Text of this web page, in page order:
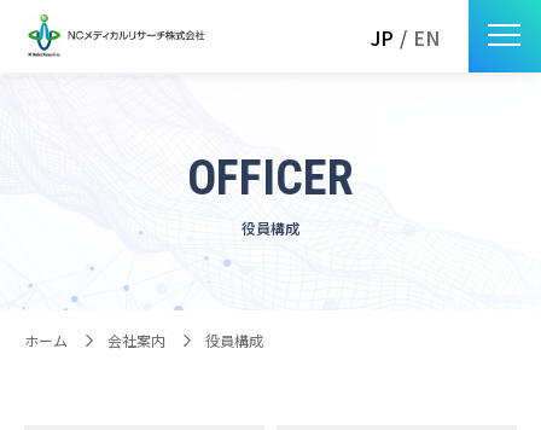
JP / EN
OFFICER
役員構成
ホーム 会社案内 役員構成